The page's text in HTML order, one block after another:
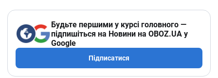
Будьте першими у курсі головного —
підпишіться на Новини на OBOZ.UA у
Google
Підписатися